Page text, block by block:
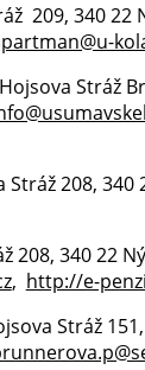
209, 340 22
Stráž
Stráž 208, 340
208, 340 22
, http://e-
Stráž 151,